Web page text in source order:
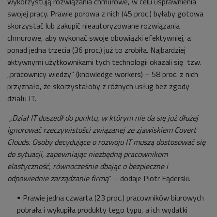
swojej pracy. Prawie połowa z nich (45 proc.) byłaby gotowa
skorzystać lub zakupić nieautoryzowane rozwiązania
chmurowe, aby wykonać swoje obowiązki efektywniej, a
ponad jedna trzecia (36 proc.) już to zrobiła. Najbardziej
aktywnymi użytkownikami tych technologii okazali się tzw.
„pracownicy wiedzy” (knowledge workers) – 58 proc. z nich
przyznało, że skorzystałoby z różnych usług bez zgody
działu IT.
„Dział IT doszedł do punktu, w którym nie da się już dłużej
ignorować rzeczywistości związanej ze zjawiskiem Covert
Clouds. Osoby decydujące o rozwoju IT muszą dostosować się
do sytuacji, zapewniając niezbędną pracownikom
elastyczność, równocześnie dbając o bezpieczne i
odpowiednie zarządzanie firmą” – dodaje Piotr Fąderski.
Prawie jedna czwarta (23 proc.) pracowników biurowych
pobrała i wykupiła produkty tego typu, a ich wydatki